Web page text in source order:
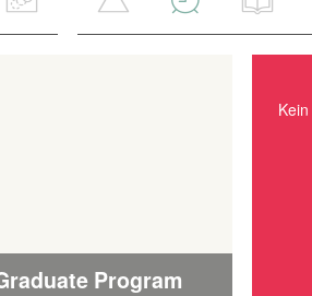
Program